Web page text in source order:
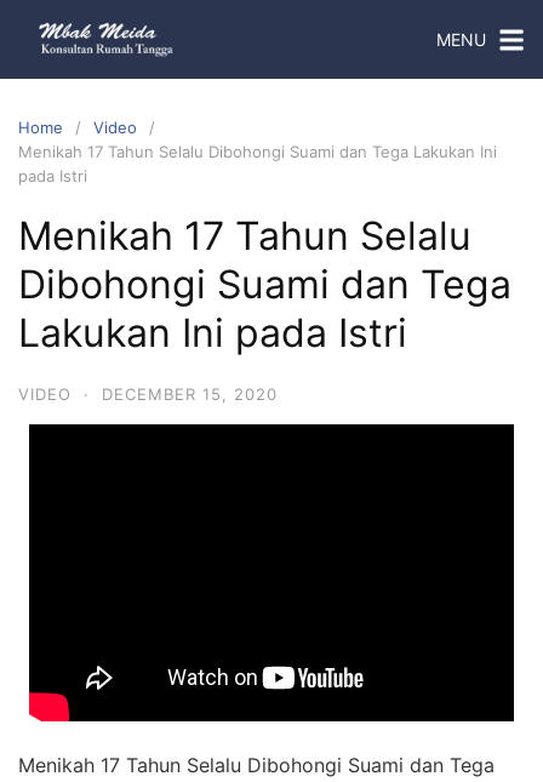
MENU
Home
Video
Menikah 17 Tahun Selalu Dibohongi Suami dan Tega Lakukan Ini
pada Istri
Menikah 17 Tahun Selalu
Dibohongi Suami dan Tega
Lakukan Ini pada Istri
VIDEO · DECEMBER 15, 2020
Menikah 17 Tahun Selalu Dibohongi Suami dan Tega